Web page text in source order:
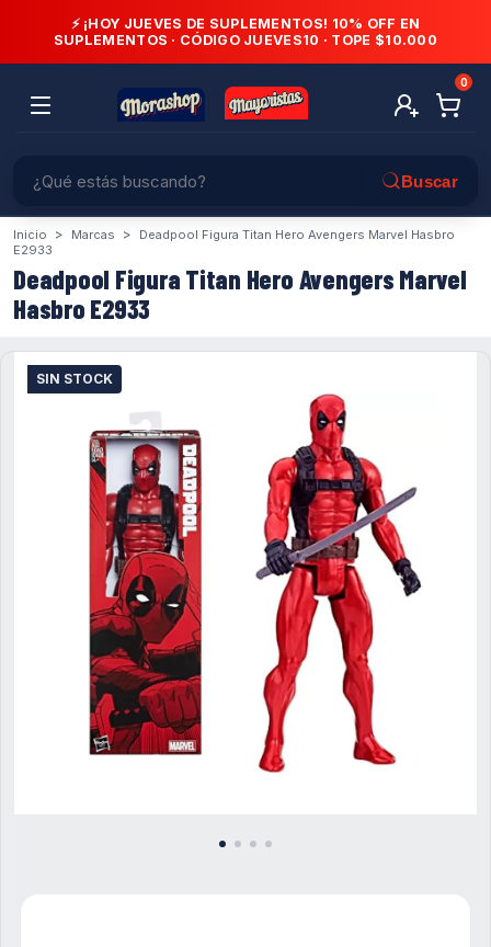
⚡ ¡HOY JUEVES DE SUPLEMENTOS! 10% OFF EN
SUPLEMENTOS · CÓDIGO JUEVES10 · TOPE $10.000
0
Inicio > Marcas >
Deadpool Figura Titan Hero Avengers Marvel Hasbro
E2933
Deadpool Figura Titan Hero Avengers Marvel
Hasbro E2933
SIN STOCK